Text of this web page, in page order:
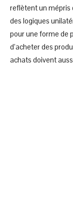
reflètent un mépris
des logiques
pour une forme de
d’acheter des
achats doivent